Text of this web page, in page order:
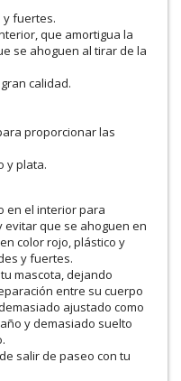
y fuertes.
que amortigua la
se ahoguen al tirar de la
calidad.
proporcionar las
y plata.
en el interior para
que se ahoguen en
color rojo, plástico y
y fuertes.
mascota, dejando
entre su cuerpo
ajustado como
y demasiado suelto
salir de paseo con tu